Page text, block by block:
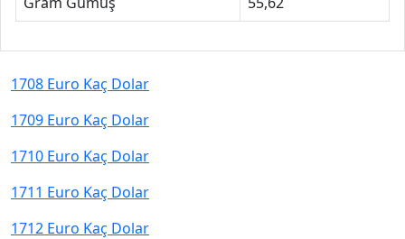
1708 Euro Kaç Dolar
1709 Euro Kaç Dolar
1710 Euro Kaç Dolar
1711 Euro Kaç Dolar
1712 Euro Kaç Dolar